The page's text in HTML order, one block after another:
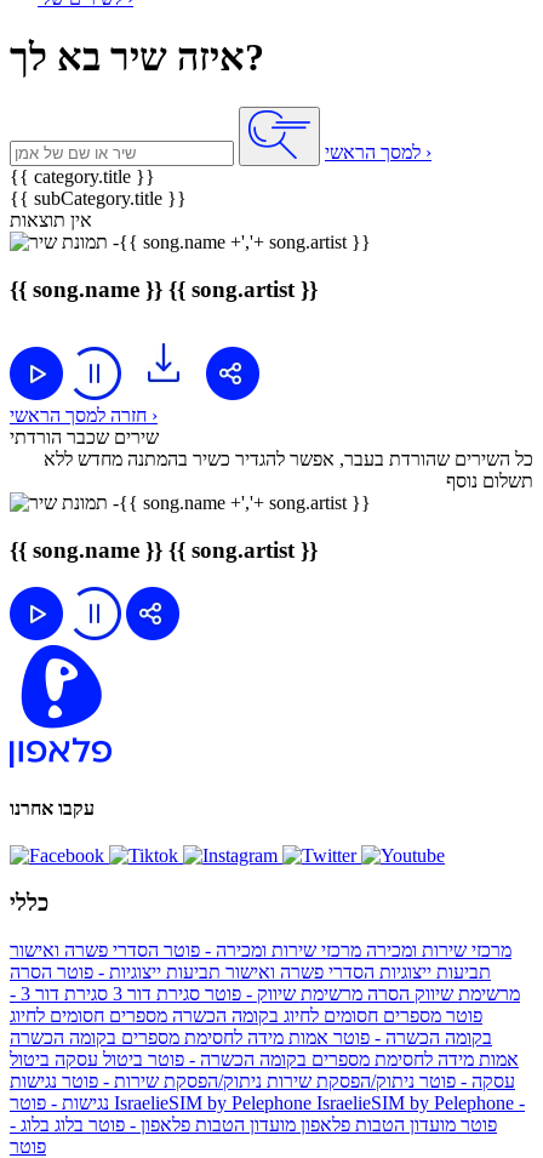
איזה שיר בא לך?
למסך הראשי ›
{{ category.title }}
{{ subCategory.title }}
אין תוצאות
{{ song.name }} {{ song.artist }}
חזרה למסך הראשי ›
שירים שכבר הורדתי
כל השירים שהורדת בעבר, אפשר להגדיר כשיר בהמתנה מחדש ללא
תשלום נוסף
{{ song.name }} {{ song.artist }}
עקבו אחרנו
כללי
מרכזי שירות ומכירה מרכזי שירות ומכירה - פוטר הסדרי פשרה ואישור
תביעות ייצוגיות הסדרי פשרה ואישור תביעות ייצוגיות - פוטר הסרה
מרשימת שיווק הסרה מרשימת שיווק - פוטר סגירת דור 3
סגירת דור 3 -
פוטר מספרים חסומים לחיוג בקומה הכשרה מספרים חסומים לחיוג
בקומה הכשרה - פוטר אמות מידה לחסימת מספרים בקומה הכשרה
אמות מידה לחסימת מספרים בקומה הכשרה - פוטר ביטול עסקה ביטול
עסקה - פוטר ניתוק/הפסקת שירות ניתוק/הפסקת שירות - פוטר נגישות
IsraelieSIM by Pelephone IsraelieSIM by Pelephone -
פוטר מועדון הטבות פלאפון מועדון הטבות פלאפון - פוטר בלוג בלוג -
פוטר